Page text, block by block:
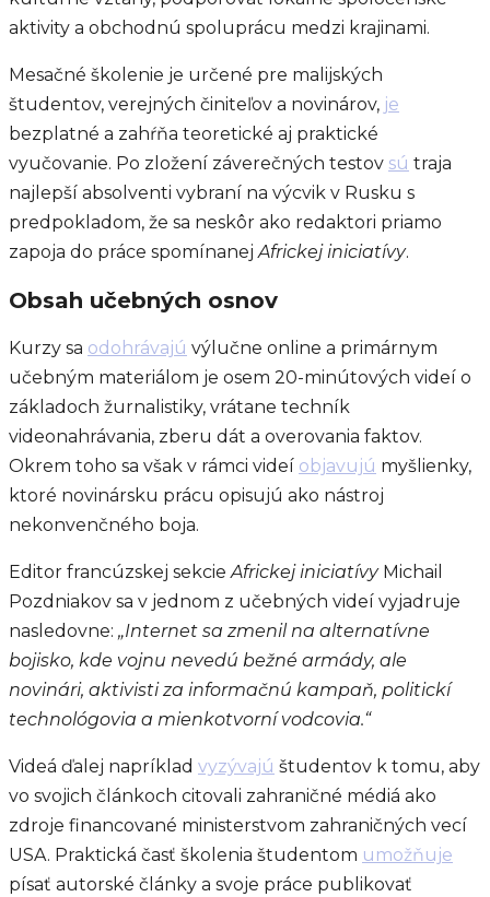
aktivity a obchodnú spoluprácu medzi krajinami.
Mesačné školenie je určené pre malijských
študentov, verejných činiteľov a novinárov, je
bezplatné a zahŕňa teoretické aj praktické
vyučovanie. Po zložení záverečných testov sú traja
najlepší absolventi vybraní na výcvik v Rusku s
predpokladom, že sa neskôr ako redaktori priamo
zapoja do práce spomínanejAfrickej iniciatívy.
Obsah učebných osnov
Kurzy sa odohrávajú výlučne online a primárnym
učebným materiálom je osem 20-minútových videí o
základoch žurnalistiky, vrátane techník
videonahrávania, zberu dát a overovania faktov.
Okrem toho sa však v rámci videí objavujú myšlienky,
ktoré novinársku prácu opisujú ako nástroj
nekonvenčného boja.
Editor francúzskej sekcieAfrickej iniciatívyMichail
Pozdniakov sa v jednom z učebných videí vyjadruje
nasledovne: „Internet sa zmenil na alternatívne
bojisko, kde vojnu nevedú bežné armády, ale
novinári, aktivisti za informačnú kampaň, politickí
technológovia a mienkotvorní vodcovia.“
Videá ďalej napríklad vyzývajú študentov k tomu, aby
vo svojich článkoch citovali zahraničné médiá ako
zdroje financované ministerstvom zahraničných vecí
USA. Praktická časť školenia študentom umožňuje
písať autorské články a svoje práce publikovať